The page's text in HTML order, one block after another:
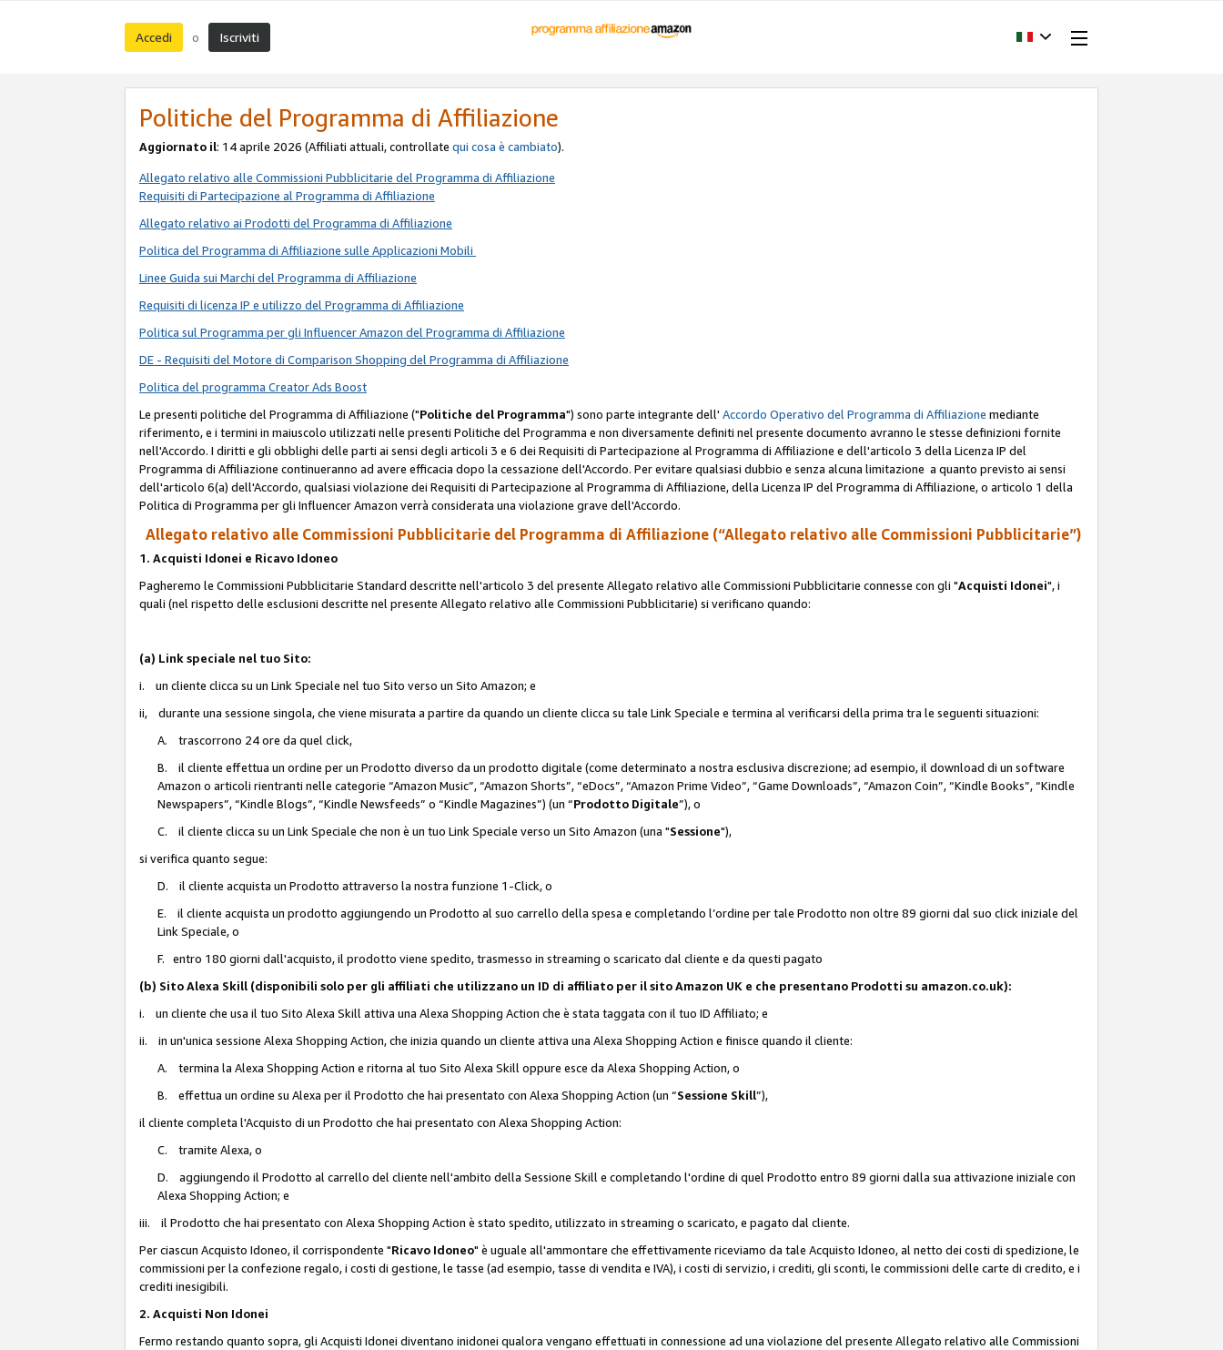
Accedi o Iscriviti
Politiche del Programma di Affiliazione
Aggiornato il: 14 aprile 2026 (Affiliati attuali, controllate qui cosa è cambiato).
Allegato relativo alle Commissioni Pubblicitarie del Programma di Affiliazione
Requisiti di Partecipazione al Programma di Affiliazione
Allegato relativo ai Prodotti del Programma di Affiliazione
Politica del Programma di Affiliazione sulle Applicazioni Mobili
Linee Guida sui Marchi del Programma di Affiliazione
Requisiti di licenza IP e utilizzo del Programma di Affiliazione
Politica sul Programma per gli Influencer Amazon del Programma di Affiliazione
DE - Requisiti del Motore di Comparison Shopping del Programma di Affiliazione
Politica del programma Creator Ads Boost
Le presenti politiche del Programma di Affiliazione ("Politiche del Programma") sono parte integrante dell' Accordo Operativo del Programma di Affiliazione mediante
riferimento, e i termini in maiuscolo utilizzati nelle presenti Politiche del Programma e non diversamente definiti nel presente documento avranno le stesse definizioni fornite
nell'Accordo. I diritti e gli obblighi delle parti ai sensi degli articoli 3 e 6 dei Requisiti di Partecipazione al Programma di Affiliazione e dell'articolo 3 della Licenza IP del
Programma di Affiliazione continueranno ad avere efficacia dopo la cessazione dell'Accordo. Per evitare qualsiasi dubbio e senza alcuna limitazione a quanto previsto ai sensi
dell'articolo 6(a) dell'Accordo, qualsiasi violazione dei Requisiti di Partecipazione al Programma di Affiliazione, della Licenza IP del Programma di Affiliazione, o articolo 1 della
Politica di Programma per gli Influencer Amazon verrà considerata una violazione grave dell'Accordo.
Allegato relativo alle Commissioni Pubblicitarie del Programma di Affiliazione (“Allegato relativo alle Commissioni Pubblicitarie”)
1. Acquisti Idonei e Ricavo Idoneo
Pagheremo le Commissioni Pubblicitarie Standard descritte nell'articolo 3 del presente Allegato relativo alle Commissioni Pubblicitarie connesse con gli "Acquisti Idonei", i
quali (nel rispetto delle esclusioni descritte nel presente Allegato relativo alle Commissioni Pubblicitarie) si verificano quando:
(a) Link speciale nel tuo Sito:
i. un cliente clicca su un Link Speciale nel tuo Sito verso un Sito Amazon; e
ii, durante una sessione singola, che viene misurata a partire da quando un cliente clicca su tale Link Speciale e termina al verificarsi della prima tra le seguenti situazioni:
A. trascorrono 24 ore da quel click,
B. il cliente effettua un ordine per un Prodotto diverso da un prodotto digitale (come determinato a nostra esclusiva discrezione; ad esempio, il download di un software
Amazon o articoli rientranti nelle categorie “Amazon Music”, “Amazon Shorts”, “eDocs”, “Amazon Prime Video”, “Game Downloads”, “Amazon Coin”, “Kindle Books”, “Kindle
Newspapers”, “Kindle Blogs”, “Kindle Newsfeeds” o “Kindle Magazines”) (un “Prodotto Digitale”), o
C. il cliente clicca su un Link Speciale che non è un tuo Link Speciale verso un Sito Amazon (una "Sessione"),
si verifica quanto segue:
D. il cliente acquista un Prodotto attraverso la nostra funzione 1-Click, o
E. il cliente acquista un prodotto aggiungendo un Prodotto al suo carrello della spesa e completando l’ordine per tale Prodotto non oltre 89 giorni dal suo click iniziale del
Link Speciale, o
F. entro 180 giorni dall'acquisto, il prodotto viene spedito, trasmesso in streaming o scaricato dal cliente e da questi pagato
(b) Sito Alexa Skill (disponibili solo per gli affiliati che utilizzano un ID di affiliato per il sito Amazon UK e che presentano Prodotti su amazon.co.uk):
i. un cliente che usa il tuo Sito Alexa Skill attiva una Alexa Shopping Action che è stata taggata con il tuo ID Affiliato; e
ii. in un'unica sessione Alexa Shopping Action, che inizia quando un cliente attiva una Alexa Shopping Action e finisce quando il cliente:
A. termina la Alexa Shopping Action e ritorna al tuo Sito Alexa Skill oppure esce da Alexa Shopping Action, o
B. effettua un ordine su Alexa per il Prodotto che hai presentato con Alexa Shopping Action (un “Sessione Skill”),
il cliente completa l'Acquisto di un Prodotto che hai presentato con Alexa Shopping Action:
C. tramite Alexa, o
D. aggiungendo il Prodotto al carrello del cliente nell'ambito della Sessione Skill e completando l'ordine di quel Prodotto entro 89 giorni dalla sua attivazione iniziale con
Alexa Shopping Action; e
iii. il Prodotto che hai presentato con Alexa Shopping Action è stato spedito, utilizzato in streaming o scaricato, e pagato dal cliente.
Per ciascun Acquisto Idoneo, il corrispondente "Ricavo Idoneo" è uguale all'ammontare che effettivamente riceviamo da tale Acquisto Idoneo, al netto dei costi di spedizione, le
commissioni per la confezione regalo, i costi di gestione, le tasse (ad esempio, tasse di vendita e IVA), i costi di servizio, i crediti, gli sconti, le commissioni delle carte di credito, e i
crediti inesigibili.
2. Acquisti Non Idonei
Fermo restando quanto sopra, gli Acquisti Idonei diventano inidonei qualora vengano effettuati in connessione ad una violazione del presente Allegato relativo alle Commissioni